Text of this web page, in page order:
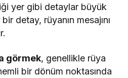
yer gibi detaylar büyük
detay, rüyanın mesajını
görmek, genellikle rüya
bir dönüm noktasında